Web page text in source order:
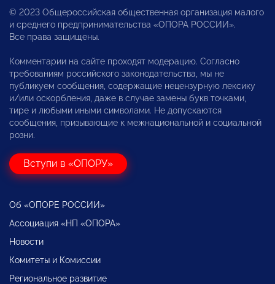
© 2023 Общероссийская общественная организация малого
и среднего предпринимательства «ОПОРА РОССИИ».
Все права защищены.
Комментарии на сайте проходят модерацию. Согласно
требованиям российского законодательства, мы не
публикуем сообщения, содержащие нецензурную лексику
и/или оскорбления, даже в случае замены букв точками,
тире и любыми иными символами. Не допускаются
сообщения, призывающие к межнациональной и социальной
розни.
Вступи в «ОПОРУ»
Об «ОПОРЕ РОССИИ»
Ассоциация «НП «ОПОРА»
Новости
Комитеты и Комиссии
Региональное развитие